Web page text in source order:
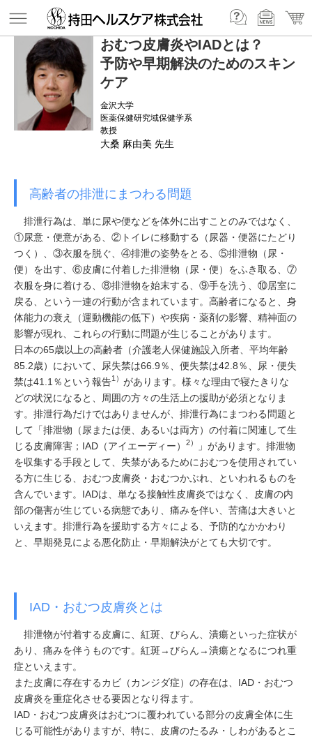
おむつ皮膚炎やIADとは？
予防や早期解決のためのスキン
ケア
金沢大学
医薬保健研究域保健学系
教授
大桑 麻由美 先生
高齢者の排泄にまつわる問題
排泄行為は、単に尿や便などを体外に出すことのみではなく、
①尿意・便意がある、②トイレに移動する（尿器・便器にたどり
つく）、③衣服を脱ぐ、④排泄の姿勢をとる、⑤排泄物（尿・
便）を出す、⑥皮膚に付着した排泄物（尿・便）をふき取る、⑦
衣服を身に着ける、⑧排泄物を始末する、⑨手を洗う、⑩居室に
戻る、という一連の行動が含まれています。高齢者になると、身
体能力の衰え（運動機能の低下）や疾病・薬剤の影響、精神面の
影響が現れ、これらの行動に問題が生じることがあります。
日本の65歳以上の高齢者（介護老人保健施設入所者、平均年齢
85.2歳）において、尿失禁は66.9％、便失禁は42.8％、尿・便失
禁は41.1％という報告1） があります。様々な理由で寝たきりな
どの状況になると、周囲の方々の生活上の援助が必須となりま
す。排泄行為だけではありませんが、排泄行為にまつわる問題と
して「排泄物（尿または便、あるいは両方）の付着に関連して生
じる皮膚障害；IAD（アイエーディー）
2）
」があります。排泄物
を収集する手段として、失禁があるためにおむつを使用されてい
る方に生じる、おむつ皮膚炎・おむつかぶれ、といわれるものを
含んでいます。IADは、単なる接触性皮膚炎ではなく、皮膚の内
部の傷害が生じている病態であり、痛みを伴い、苦痛は大きいと
いえます。排泄行為を援助する方々による、予防的なかかわり
と、早期発見による悪化防止・早期解決がとても大切です。
IAD・おむつ皮膚炎とは
排泄物が付着する皮膚に、紅斑、びらん、潰瘍といった症状が
あり、痛みを伴うものです。紅斑→びらん→潰瘍となるにつれ重
症といえます。
また皮膚に存在するカビ（カンジダ症）の存在は、IAD・おむつ
皮膚炎を重症化させる要因となり得ます。
IAD・おむつ皮膚炎はおむつに覆われている部分の皮膚全体に生
じる可能性がありますが、特に、皮膚のたるみ・しわがあるとこ